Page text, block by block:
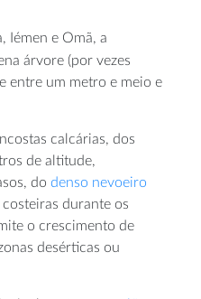
Iémen e Omã, a
árvore (por vezes
entre um metro e meio e
calcárias, dos
de altitude,
do denso nevoeiro
durante os
o crescimento de
desérticas ou